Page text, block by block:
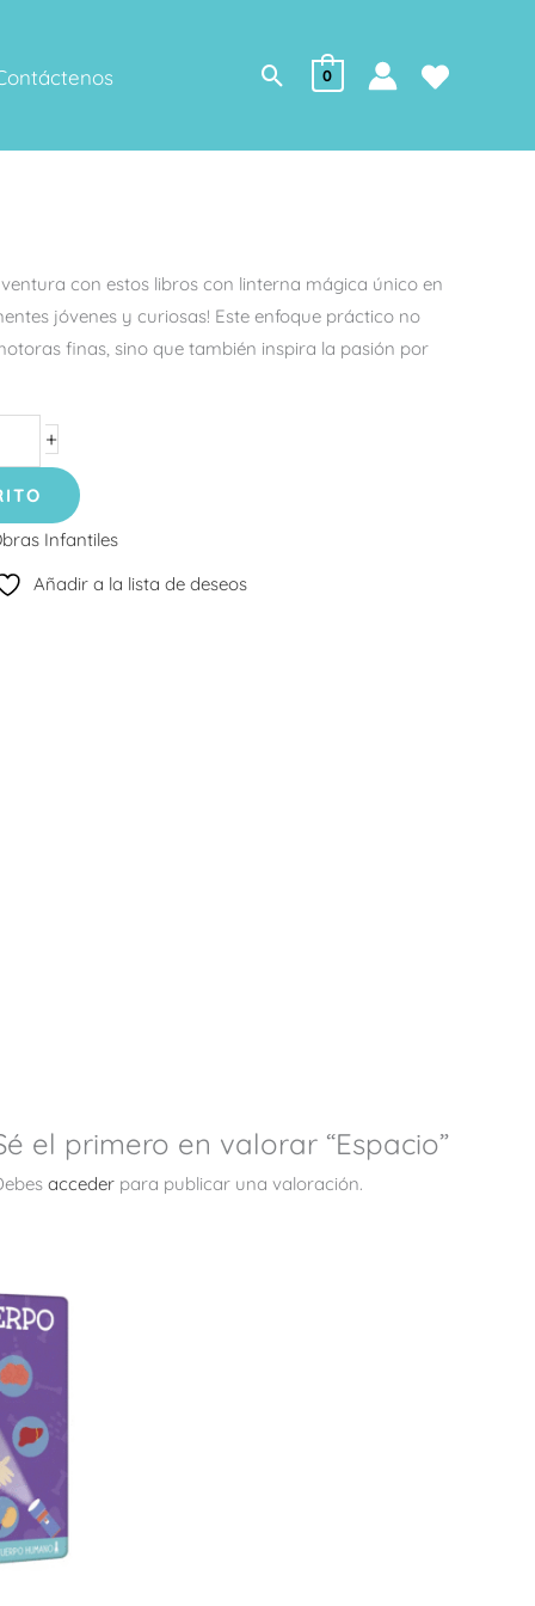
Buscar
0
con estos libros con linterna mágica único en
jóvenes y curiosas! Este enfoque práctico no
finas, sino que también inspira la pasión por
+
Infantiles
Añadir a la lista de deseos
el primero en valorar “Espacio”
acceder para publicar una valoración.